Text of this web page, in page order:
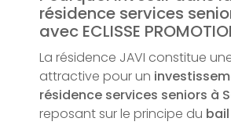
résidence services
avec ECLISSE
La résidence JAVI constitue
attractive pour un
résidence services seniors à
reposant sur le principe du